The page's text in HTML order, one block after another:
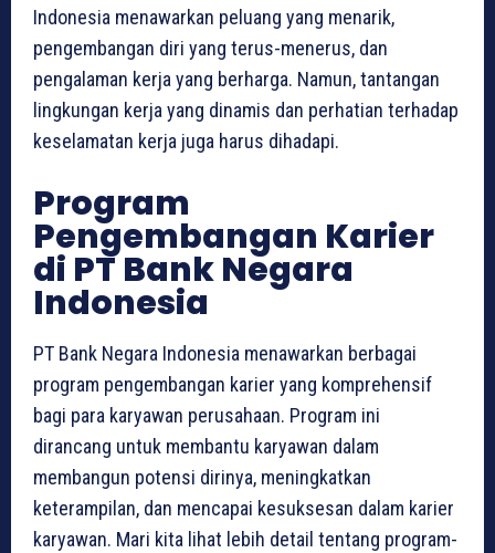
Indonesia menawarkan peluang yang menarik,
pengembangan diri yang terus-menerus, dan
pengalaman kerja yang berharga. Namun, tantangan
lingkungan kerja yang dinamis dan perhatian terhadap
keselamatan kerja juga harus dihadapi.
Program
Pengembangan Karier
di PT Bank Negara
Indonesia
PT Bank Negara Indonesia menawarkan berbagai
program pengembangan karier yang komprehensif
bagi para karyawan perusahaan. Program ini
dirancang untuk membantu karyawan dalam
membangun potensi dirinya, meningkatkan
keterampilan, dan mencapai kesuksesan dalam karier
karyawan. Mari kita lihat lebih detail tentang program-